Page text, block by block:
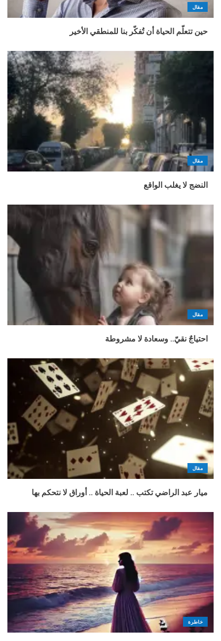
مقال
حين تتعلّم الحياة أن تُفكّر بنا للمنطقي الأخير
مقال
النضج لا يغلب الواقع
مقال
احتياجٌ نقيّ.. وسعادة لا مشروطة
مقال
ميار عبد الراضي تكتب .. لعبة الحياة .. أوراق لا نتحكم بها
خاطرة